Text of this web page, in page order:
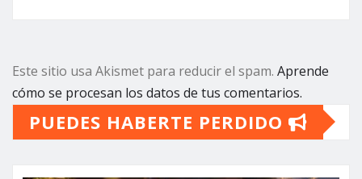
Este sitio usa Akismet para reducir el spam. Aprende
cómo se procesan los datos de tus comentarios.
PUEDES HABERTE PERDIDO